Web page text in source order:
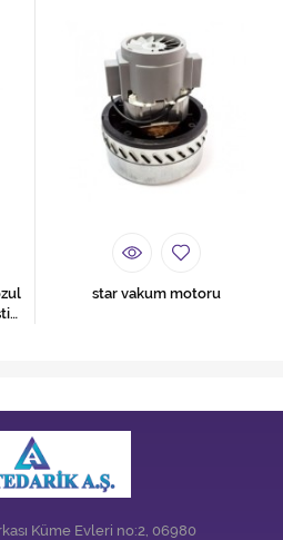
star vakum motoru
Küme Evleri no:2, 06980